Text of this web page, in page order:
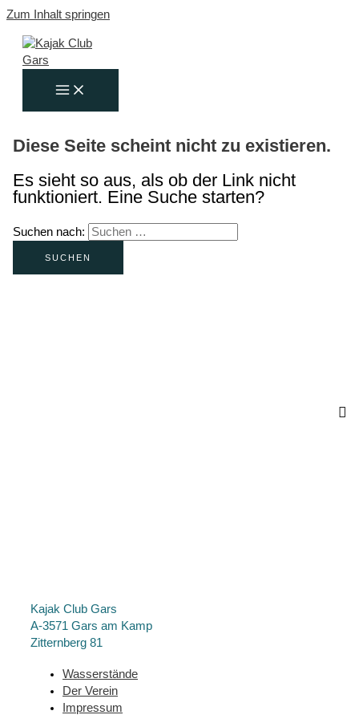
Zum Inhalt springen
Diese Seite scheint nicht zu existieren.
Es sieht so aus, als ob der Link nicht
funktioniert. Eine Suche starten?
Suchen nach:
Kajak Club Gars
A-3571 Gars am Kamp
Zitternberg 81
Wasserstände
Der Verein
Impressum